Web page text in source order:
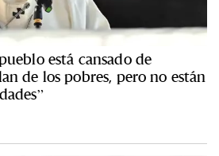
está cansado de
de los pobres, pero no están